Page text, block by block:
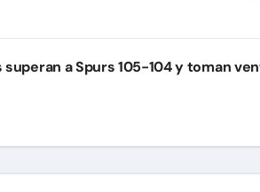
superan a Spurs 105-104 y toman